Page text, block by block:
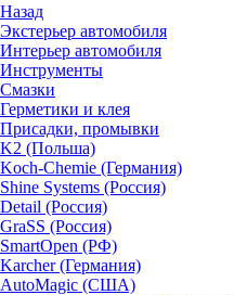
Назад
Экстерьер автомобиля
Интерьер автомобиля
Инструменты
Смазки
Герметики и клея
Присадки, промывки
K2 (Польша)
Koch-Chemie (Германия)
Shine Systems (Россия)
Detail (Россия)
GraSS (Россия)
SmartOpen (РФ)
Karcher (Германия)
AutoMagic (США)